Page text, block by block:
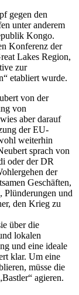
gegen den
unter anderem
Kongo.
Konferenz der
Lakes Region,
zur
etabliert wurde.
von der
von
aber darauf
der EU-
weiterhin
sprach von
oder der DR
der
Geschäften,
Plünderungen und
den Krieg zu
über die
lokalen
und eine ideale
klar. Um eine
müsse die
agieren.